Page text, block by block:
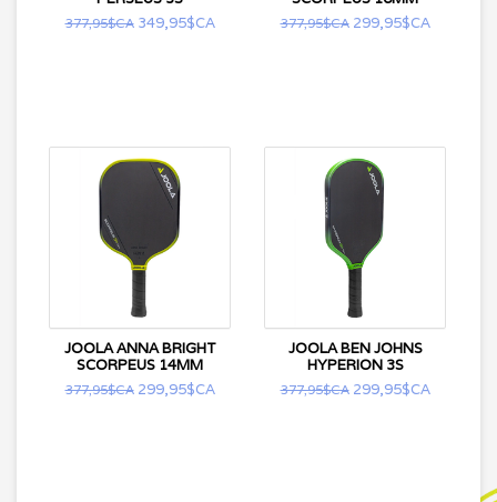
377,95$CA349,95$CA 377,95$CA299,95$CA
JOOLA ANNA BRIGHT
SCORPEUS 14MM
377,95$CA299,95$CA
JOOLA BEN JOHNS
HYPERION 3S
377,95$CA299,95$CA